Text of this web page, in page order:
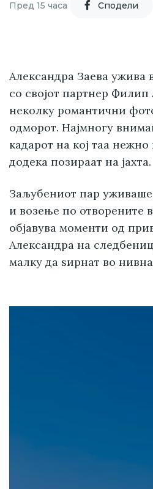
Пред 15 часа Cподели
Александра Заева ужива
со својот партнер
неколку романтични
одморот. Најмногу
кадарот на кој таа
додека позираат на јахта.
Заљубениот пар
и возење по отворените
објавува моменти од
Александра на
малку да ѕирнат во